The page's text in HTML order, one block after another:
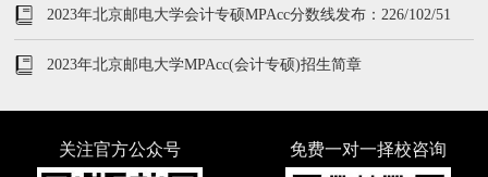
2023年北京邮电大学会计专硕MPAcc分数线发布：226/102/51
2023年北京邮电大学MPAcc(会计专硕)招生简章
关注官方公众号 免费一对一择校咨询